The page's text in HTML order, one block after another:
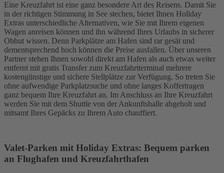
Eine Kreuzfahrt ist eine ganz besondere Art des Reisens. Damit Sie
in der richtigen Stimmung in See stechen, bietet Ihnen Holiday
Extras unterschiedliche Alternativen, wie Sie mit Ihrem eigenen
Wagen anreisen können und ihn während Ihres Urlaubs in sicherer
Obhut wissen. Denn Parkplätze am Hafen sind rar gesät und
dementsprechend hoch können die Preise ausfallen. Über unseren
Partner stehen Ihnen sowohl direkt am Hafen als auch etwas weiter
entfernt mit gratis Transfer zum Kreuzfahrtterminal mehrere
kostengünstige und sichere Stellplätze zur Verfügung. So treten Sie
ohne aufwendige Parkplatzsuche und ohne langes Koffertragen
ganz bequem Ihre Kreuzfahrt an. Im Anschluss an Ihre Kreuzfahrt
werden Sie mit dem Shuttle von der Ankunftshalle abgeholt und
mitsamt Ihres Gepäcks zu Ihrem Auto chauffiert.
Valet-Parken mit Holiday Extras: Bequem parken
an Flughafen und Kreuzfahrthafen